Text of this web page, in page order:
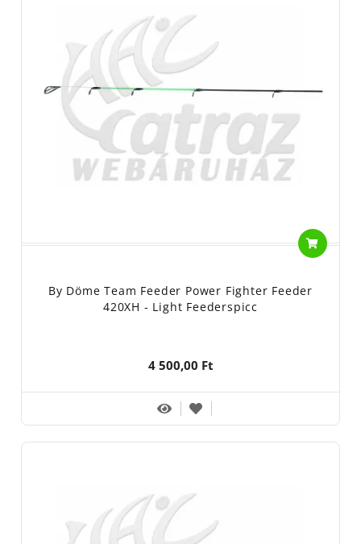
By Döme Team Feeder Power Fighter Feeder
420XH - Light Feederspicc
4 500,00 Ft